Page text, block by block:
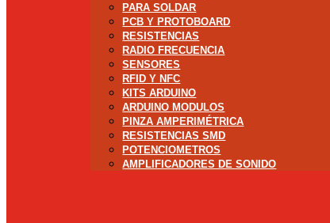
PARA SOLDAR
PCB Y PROTOBOARD
RESISTENCIAS
RADIO FRECUENCIA
SENSORES
RFID Y NFC
KITS ARDUINO
ARDUINO MODULOS
PINZA AMPERIMÉTRICA
RESISTENCIAS SMD
POTENCIOMETROS
AMPLIFICADORES DE SONIDO